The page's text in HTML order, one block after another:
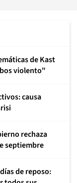
de Kast
violento"
causa
rechaza
septiembre
de reposo: